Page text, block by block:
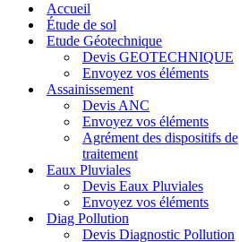
navigationAccueil
Étude de sol
Etude Géotechnique
Devis GEOTECHNIQUE
Envoyez vos éléments
Assainissement
Devis ANC
Envoyez vos éléments
Agrément des dispositifs de
traitement
Eaux Pluviales
Devis Eaux Pluviales
Envoyez vos éléments
Diag Pollution
Devis Diagnostic Pollution